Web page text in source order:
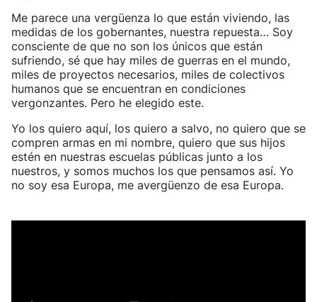
Me parece una vergüenza lo que están viviendo, las
medidas de los gobernantes, nuestra repuesta… Soy
consciente de que no son los únicos que están
sufriendo, sé que hay miles de guerras en el mundo,
miles de proyectos necesarios, miles de colectivos
humanos que se encuentran en condiciones
vergonzantes. Pero he elegido este.
Yo los quiero aquí, los quiero a salvo, no quiero que se
compren armas en mi nombre, quiero que sus hijos
estén en nuestras escuelas públicas junto a los
nuestros, y somos muchos los que pensamos así. Yo
no soy esa Europa, me avergüenzo de esa Europa.